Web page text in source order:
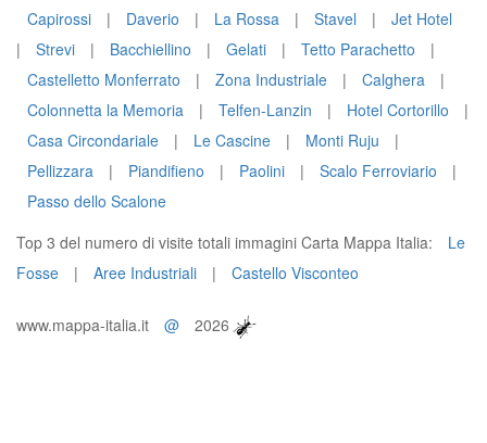
Capirossi
| Daverio | La Rossa | Stavel |
Jet Hotel
|
Strevi | Bacchiellino | Gelati | Tetto Parachetto
|
Castelletto Monferrato
| Zona Industriale | Calghera
|
Colonnetta la Memoria
| Telfen-Lanzin | Hotel Cortorillo
|
Casa Circondariale
| Le Cascine | Monti Ruju
|
Pellizzara
| Piandifieno | Paolini | Scalo Ferroviario
|
Passo dello Scalone
Top 3 del numero di visite totali immagini Carta Mappa Italia:
Le
Fosse
| Aree Industriali | Castello Visconteo
www.mappa-italia.it @ 2026